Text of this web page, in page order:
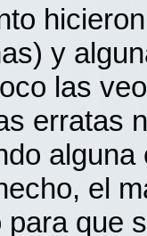
y
las
erratas
el
que